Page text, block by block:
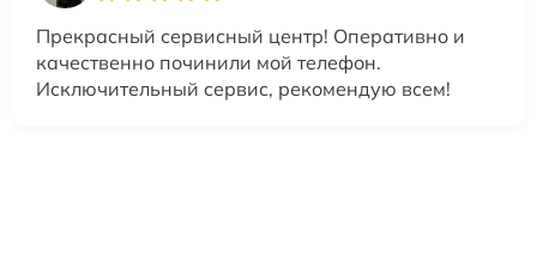
Прекрасный сервисный центр! Оперативно и
качественно починили мой телефон.
Исключительный сервис, рекомендую всем!